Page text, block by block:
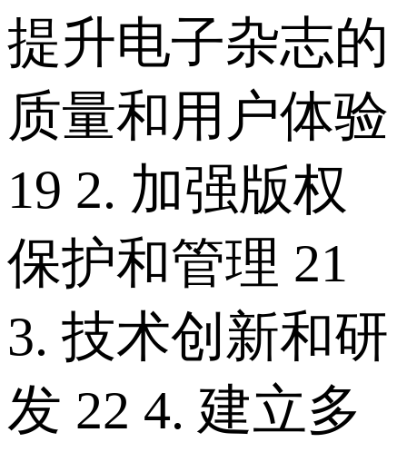
提升电子杂志的
质量和用户体验
19 2. 加强版权
保护和管理 21
3. 技术创新和研
发 22 4. 建立多